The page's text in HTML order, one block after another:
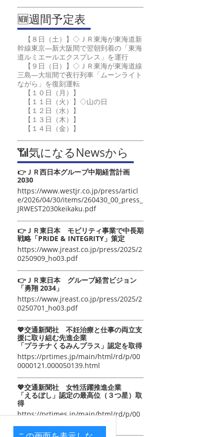
🆕週間予定表
【８日（土）】◇ＪＲ東海が東海道新
幹線東京―新大阪間で翌朝到着の「東海
道ルミエールエクスプレス」を運行
【９日（日）】◇ＪＲ東海が東海道線
三島―大垣間で夜行列車「ムーンライト
ながら」を復刻運転
【１０日（月）】
【１１日（火）】◇山の日
【１２日（水）】
【１３日（木）】
【１４日（金）】
📶気になるNewsから
👉ＪＲ西日本グループ中期経営計画
2030
https://www.westjr.co.jp/press/articl
e/2026/04/30/items/260430_00_press_
JRWEST2030keikaku.pdf
👉ＪＲ東日本 モビリティ事業で中長期
戦略「PRIDE & INTEGRITY」策定
https://www.jreast.co.jp/press/2025/2
0250909_ho03.pdf
👉ＪＲ東日本 グループ経営ビジョン
「勇翔 2034」
https://www.jreast.co.jp/press/2025/2
0250701_ho03.pdf
💖交通新聞社 不妊治療と仕事の両立支
援に取り組む先進企業
「プラチナくるみんプラス」認定を取得
https://prtimes.jp/main/html/rd/p/00
0000121.000050139.html
💖交通新聞社 女性活躍推進企業
「えるぼし」認定の最高位（３つ星）取
得
https://prtimes.jp/main/html/rd/p/00